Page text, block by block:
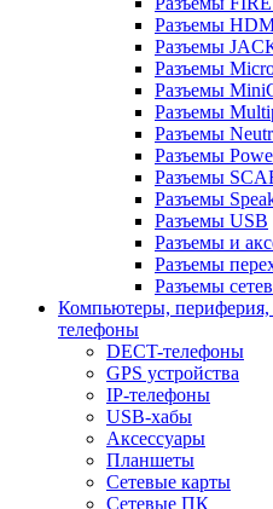
Разъемы
Разъемы
Разъемы
Разъемы
Разъемы
Разъемы
Разъемы
Разъемы
Разъемы
Разъемы USB
Разъемы и
Разъемы
Разъемы
Компьютеры,
телефоны
DECT-телефоны
GPS устройства
IP-телефоны
USB-хабы
Аксессуары
Планшеты
Сетевые карты
Сетевые ПК